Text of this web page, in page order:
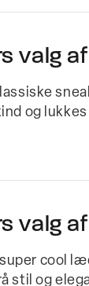
valg
og
valg
cool
stil og